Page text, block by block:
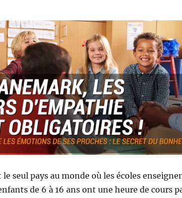
seul pays au monde où les écoles
de 6 à 16 ans ont une heure de cours